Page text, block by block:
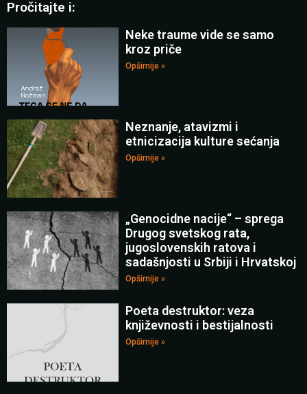
Pročitajte i:
Neke traume vide se samo
kroz priče
Opširnije »
Neznanje, atavizmi i
etnicizacija kulture sećanja
Opširnije »
„Genocidne nacije“ – sprega
Drugog svetskog rata,
jugoslovenskih ratova i
sadašnjosti u Srbiji i Hrvatskoj
Opširnije »
Poeta destruktor: veza
književnosti i bestijalnosti
Opširnije »